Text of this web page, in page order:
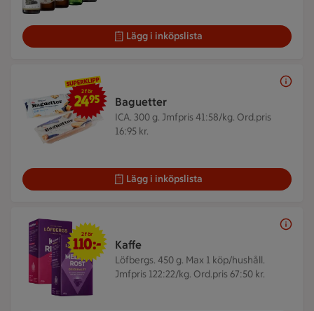
Lägg i inköpslista
Baguetter
ICA. 300 g. Jmfpris 41:58/kg. Ord.pris
16:95 kr.
2 för 24,95 kr
2 för
2495
Lägg i inköpslista
Kaffe
Löfbergs. 450 g. Max 1 köp/hushåll.
Jmfpris 122:22/kg. Ord.pris 67:50 kr.
2 för 110 kr
2 för
110:-